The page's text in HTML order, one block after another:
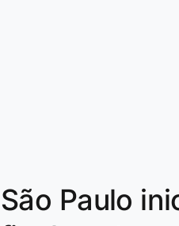
São Paulo